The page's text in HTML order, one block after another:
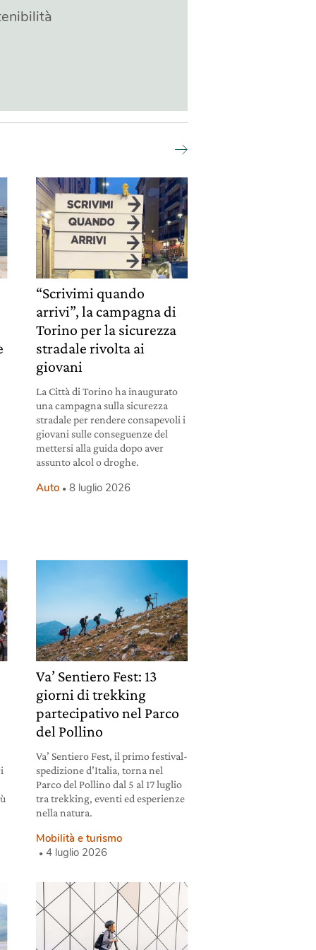
“Scrivimi quando
arrivi”, la campagna di
Torino per la sicurezza
stradale rivolta ai
giovani
La Città di Torino ha inaugurato
una campagna sulla sicurezza
stradale per rendere consapevoli i
giovani sulle conseguenze del
mettersi alla guida dopo aver
assunto alcol o droghe.
Auto 8 luglio 2026
Va’ Sentiero Fest: 13
giorni di trekking
partecipativo nel Parco
del Pollino
Va’ Sentiero Fest, il primo festival-
spedizione d’Italia, torna nel
Parco del Pollino dal 5 al 17 luglio
tra trekking, eventi ed esperienze
nella natura.
Mobilità e turismo
4 luglio 2026